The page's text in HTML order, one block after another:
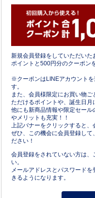
新規会員登録をしていただい
ポイントと500円分のクーポン
※クーポンはLINEアカウント
す。
また、会員様限定にお買い物
ただけるポイントや、誕生日月
他にも新商品情報や限定セー
やメリットも充実！！
上記バナーをクリックすると、
ぜひ、この機会に会員登録して
ださい！
会員登録をされていない方は
い。
メールアドレスとパスワード
きるようになります。